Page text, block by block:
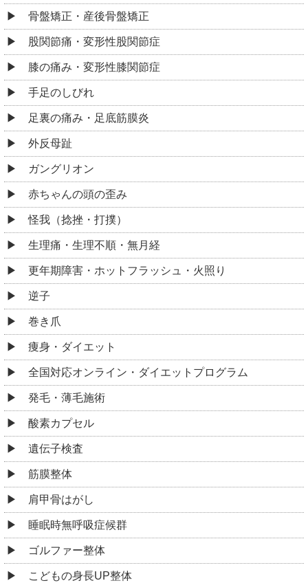
骨盤矯正・産後骨盤矯正
股関節痛・変形性股関節症
膝の痛み・変形性膝関節症
手足のしびれ
足裏の痛み・足底筋膜炎
外反母趾
ガングリオン
赤ちゃんの頭の歪み
怪我（捻挫・打撲）
生理痛・生理不順・無月経
更年期障害・ホットフラッシュ・火照り
逆子
巻き爪
痩身・ダイエット
全国対応オンライン・ダイエットプログラム
発毛・薄毛施術
酸素カプセル
遺伝子検査
筋膜整体
肩甲骨はがし
睡眠時無呼吸症候群
ゴルファー整体
こどもの身長UP整体